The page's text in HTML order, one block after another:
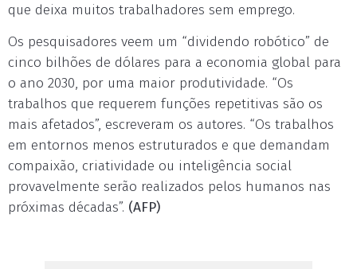
que deixa muitos trabalhadores sem emprego.
Os pesquisadores veem um “dividendo robótico” de
cinco bilhões de dólares para a economia global para
o ano 2030, por uma maior produtividade. “Os
trabalhos que requerem funções repetitivas são os
mais afetados”, escreveram os autores. “Os trabalhos
em entornos menos estruturados e que demandam
compaixão, criatividade ou inteligência social
provavelmente serão realizados pelos humanos nas
próximas décadas”. (AFP)